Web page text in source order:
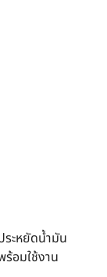
ระหยัดน้ำมัน
อมใช้งาน